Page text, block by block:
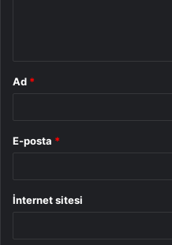
Ad *
E-posta *
İnternet sitesi